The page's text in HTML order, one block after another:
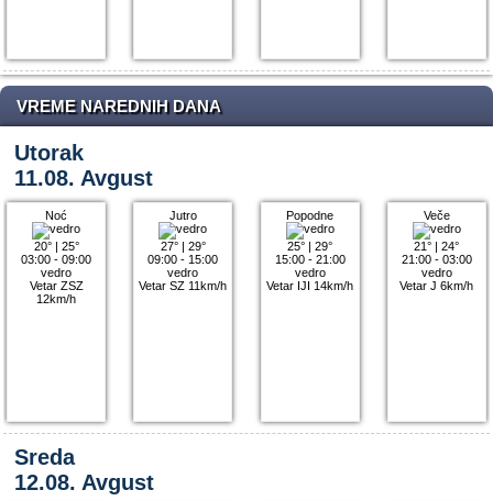
VREME NAREDNIH DANA
Utorak
11.08. Avgust
Noć
20°| 25°
03:00 - 09:00
vedro
Vetar ZSZ
12km/h
Jutro
27°| 29°
09:00 - 15:00
vedro
Vetar SZ 11km/h
Popodne
25° |29°
15:00 - 21:00
vedro
Vetar IJI 14km/h
Veče
21° |24°
21:00 - 03:00
vedro
Vetar J 6km/h
Sreda
12.08. Avgust